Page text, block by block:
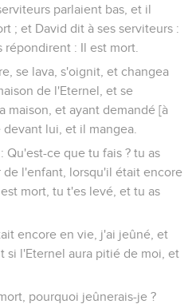
parlaient bas, et il
; et David dit à ses serviteurs :
répondirent : Il est mort.
se lava, s'oignit, et changea
de l'Eternel, et se
maison, et ayant demandé [à
lui, et il mangea.
Qu'est-ce que tu fais ? tu as
l'enfant, lorsqu'il était encore
mort, tu t'es levé, et tu as
encore en vie, j'ai jeûné, et
si l'Eternel aura pitié de moi, et
pourquoi jeûnerais-je ?